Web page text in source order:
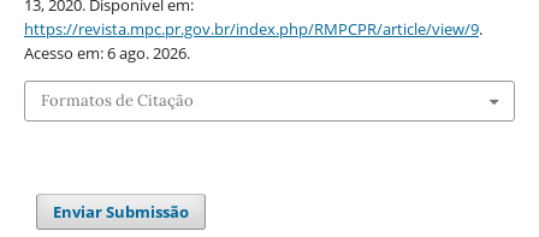
13, 2020. Disponível em:
https://revista.mpc.pr.gov.br/index.php/RMPCPR/article/view/9.
Acesso em: 6 ago. 2026.
Formatos de Citação
Enviar Submissão